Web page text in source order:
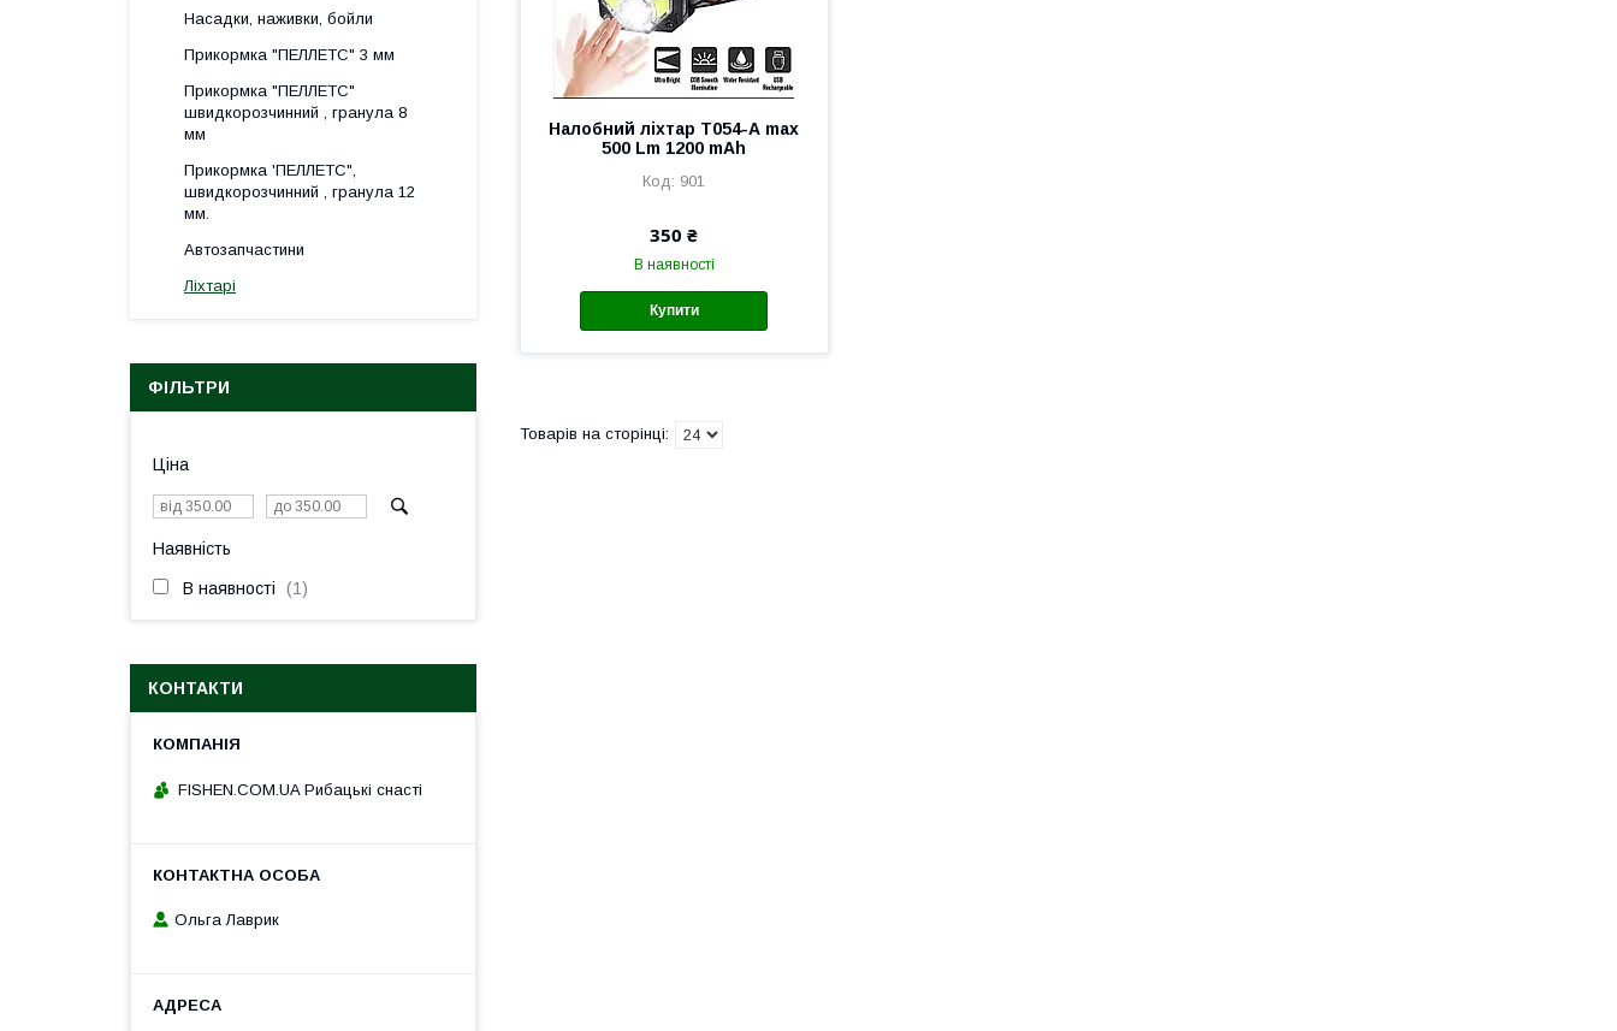
Налобний ліхтар Т054-А max
500 Lm 1200 mAh
901
350 ₴
В наявності
Купити
Насадки, наживки, бойли
Прикормка "ПЕЛЛЕТС" 3 мм
Прикормка "ПЕЛЛЕТС"
швидкорозчинний , гранула 8
мм
Прикормка 'ПЕЛЛЕТС",
швидкорозчинний , гранула 12
мм.
Автозапчастини
Ліхтарі
ФІЛЬТРИ
Ціна
Наявність
В наявності 1
КОНТАКТИ
FISHEN.COM.UA Рибацькі снасті
Ольга Лаврик